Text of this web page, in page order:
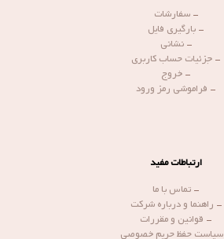
-سفارشات
- بارگیری فایل
-نشانی
- جزئیات حساب کاربری
- خروج
- فراموشی رمز ورود
ارتباطات مفید
- تماس با ما
- راهنما و درباره شرکت
- قوانین و مقررات
سیاست حفظ حریم خصوصی